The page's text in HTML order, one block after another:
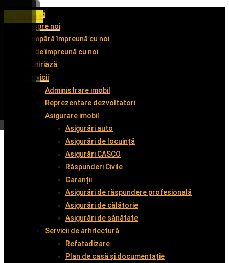
Acasă
Despre noi
Cumpără împreună cu noi
Vinde împreună cu noi
Închiriază
Servicii
Administrare imobil
Reprezentare dezvoltatori
Asigurare imobil
Asigurări auto
Asigurări de locuință
Asigurări CASCO
Răspunderi Civile
Garanții
Asigurări de răspundere profesională
Asigurări de călătorie
Asigurări de sănătate
Servicii de arhitectură
Refatadizare
Plan de casă și documentație
De închiriat
De închiriat
De închiriat
De vânzare